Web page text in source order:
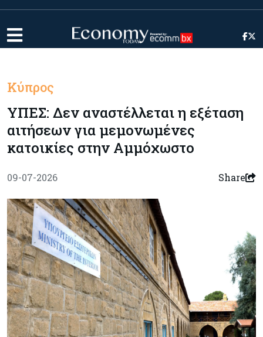
Κύπρος
ΥΠΕΣ: Δεν αναστέλλεται η εξέταση
αιτήσεων για μεμονωμένες
κατοικίες στην Αμμόχωστο
09-07-2026 Share